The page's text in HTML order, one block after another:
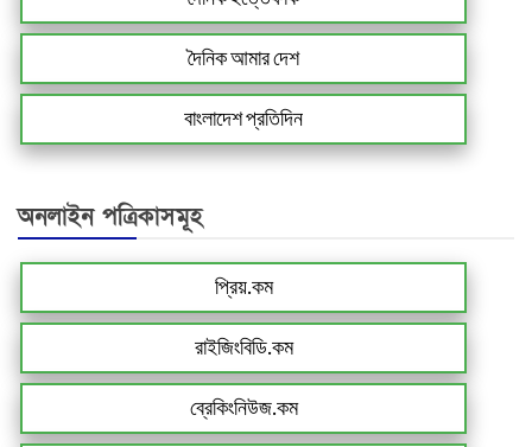
দৈনিক আমার দেশ
বাংলাদেশ প্রতিদিন
অনলাইন পত্রিকাসমূহ
প্রিয়.কম
রাইজিংবিডি.কম
ব্রেকিংনিউজ.কম